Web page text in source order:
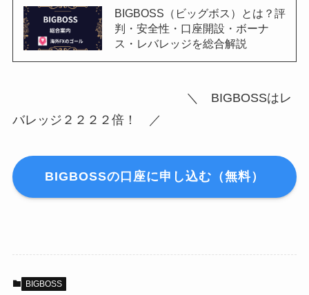
BIGBOSS（ビッグボス）とは？評
判・安全性・口座開設・ボーナ
ス・レバレッジを総合解説
＼ BIGBOSSはレ
バレッジ２２２２倍！ ／
BIGBOSSの口座に申し込む（無料）
BIGBOSS